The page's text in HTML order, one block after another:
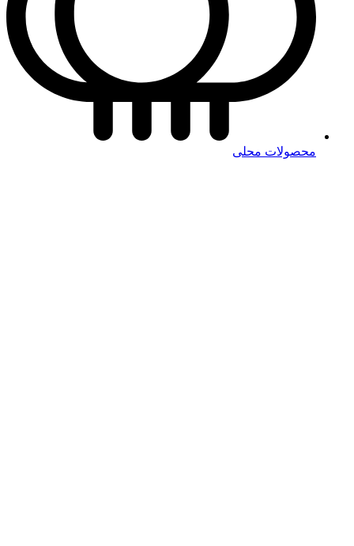
محصولات محلی